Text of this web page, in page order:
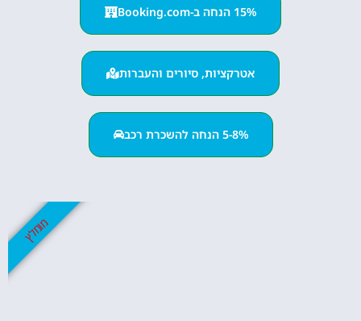
15% הנחה ב-Booking.com
אטרקציות, סיורים והעברות
5-8% הנחה להשכרת רכב
מומלץ